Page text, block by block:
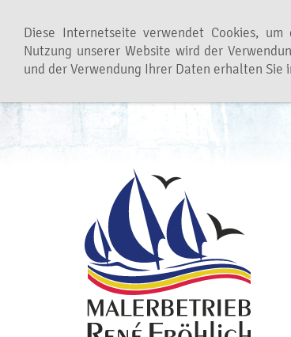
Diese Internetseite verwendet Cookies,
Nutzung unserer Website wird der
und der Verwendung Ihrer Daten erhalten Sie